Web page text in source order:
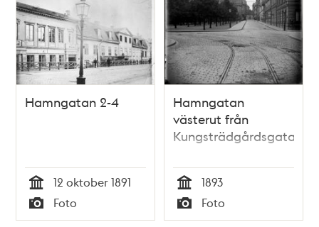
Hamngatan 2-4
Tid
12 oktober 1891
Typ
Foto
Hamngatan
västerut från
Kungsträdgårdsgatan
Tid
1893
Typ
Foto